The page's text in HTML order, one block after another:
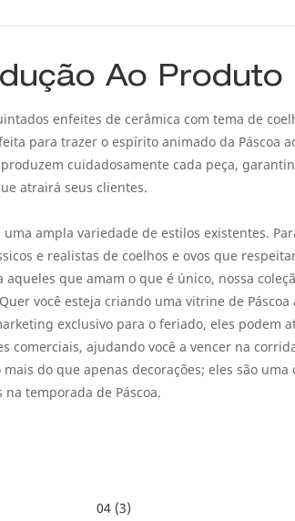
Ao Produto
enfeites de cerâmica com tema de
para trazer o espírito animado da Páscoa
cuidadosamente cada peça,
atrairá seus clientes.
uma ampla variedade de estilos existentes.
e realistas de coelhos e ovos que
aqueles que amam o que é único, nossa
você esteja criando uma vitrine de
exclusivo para o feriado, eles podem
comerciais, ajudando você a vencer na
mais do que apenas decorações; eles são
na temporada de Páscoa.